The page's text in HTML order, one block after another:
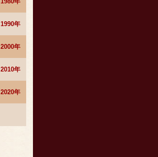
1990年
2000年
2010年
2020年